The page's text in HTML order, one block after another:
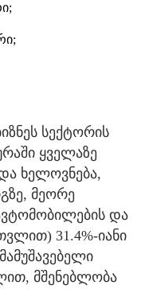
სექტორის
ყველაზე
ხელოვნება,
მეორე
და
31.4%-იანი
მშენებლობა